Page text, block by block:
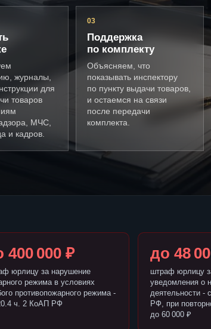
журналы,
для
товаров
МЧС,
и кадров.
03
Поддержка
по комплекту
Объясняем, что
показывать инспектору
по пункту выдачи товаров,
и остаемся на связи
после передачи
комплекта.
400 000 ₽
юрлицу за нарушение
режима в условиях
противопожарного режима -
ч. 2 КоАП РФ
до 48
штраф юрлицу
уведомления о
деятельности -
РФ, при
до 60 000 ₽